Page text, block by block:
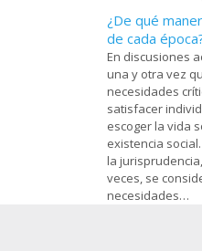
¿De qué
de cada
En discusiones
una y otra vez
necesidades
satisfacer
escoger la vida
existencia
la
veces, se
necesidades…